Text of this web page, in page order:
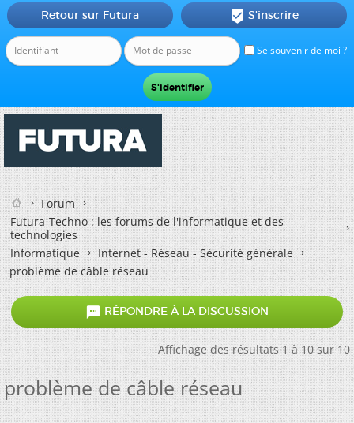
Se souvenir de moi ?
Retour sur Futura  S'inscrire
Forum
Futura-Techno : les forums de l'informatique et des
technologies
Informatique
Internet - Réseau - Sécurité générale
problème de câble réseau
 RÉPONDRE À LA DISCUSSION
Affichage des résultats 1 à 10 sur 10
problème de câble réseau